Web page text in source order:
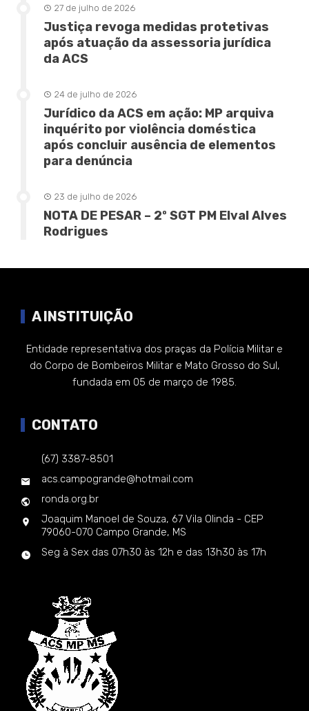
27 de julho de 2026
Justiça revoga medidas protetivas
após atuação da assessoria jurídica
da ACS
24 de julho de 2026
Jurídico da ACS em ação: MP arquiva
inquérito por violência doméstica
após concluir ausência de elementos
para denúncia
23 de julho de 2026
NOTA DE PESAR – 2º SGT PM Elval Alves
Rodrigues
A INSTITUIÇÃO
Entidade representativa dos praças da Polícia Militar e
do Corpo de Bombeiros Militar e Mato Grosso do Sul,
fundada em 05 de março de 1985.
CONTATO
(67) 3387-8501
acs.campogrande@hotmail.com
ronda.org.br
Joaquim Manoel de Souza, 67 Vila Olinda - CEP
79060-070 Campo Grande, MS
Seg à Sex das 07h30 às 12h e das 13h30 às 17h